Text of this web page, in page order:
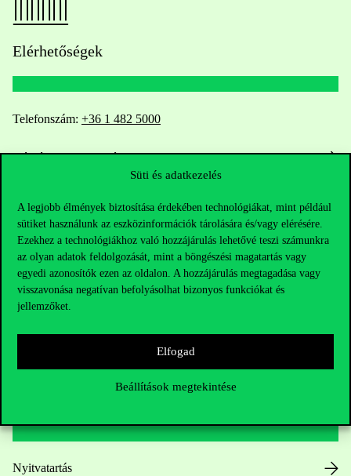
Süti és adatkezelés
A legjobb élmények biztosítása érdekében technológiákat, mint például
sütiket használunk az eszközinformációk tárolására és/vagy elérésére.
Ezekhez a technológiákhoz való hozzájárulás lehetővé teszi számunkra
az olyan adatok feldolgozását, mint a böngészési magatartás vagy
egyedi azonosítók ezen az oldalon. A hozzájárulás megtagadása vagy
visszavonása negatívan befolyásolhat bizonyos funkciókat és
jellemzőket.
Elfogad
Beállítások megtekintése
Elérhetőségek
Telefonszám: +36 1 482 5000
Kérdésed van a felvételivel kapcsolatban?
Sajtó:press@uni-corvinus.hu
Nyitvatartás